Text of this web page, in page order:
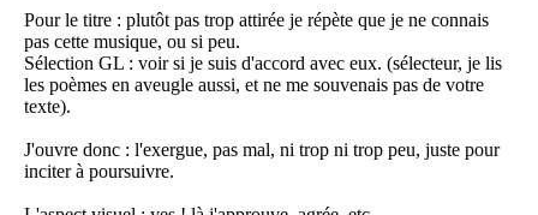
Pour le titre : plutôt pas trop attirée je répète que je ne connais
pas cette musique, ou si peu.
Sélection GL : voir si je suis d'accord avec eux. (sélecteur, je lis
les poèmes en aveugle aussi, et ne me souvenais pas de votre
texte).
J'ouvre donc : l'exergue, pas mal, ni trop ni trop peu, juste pour
inciter à poursuivre.